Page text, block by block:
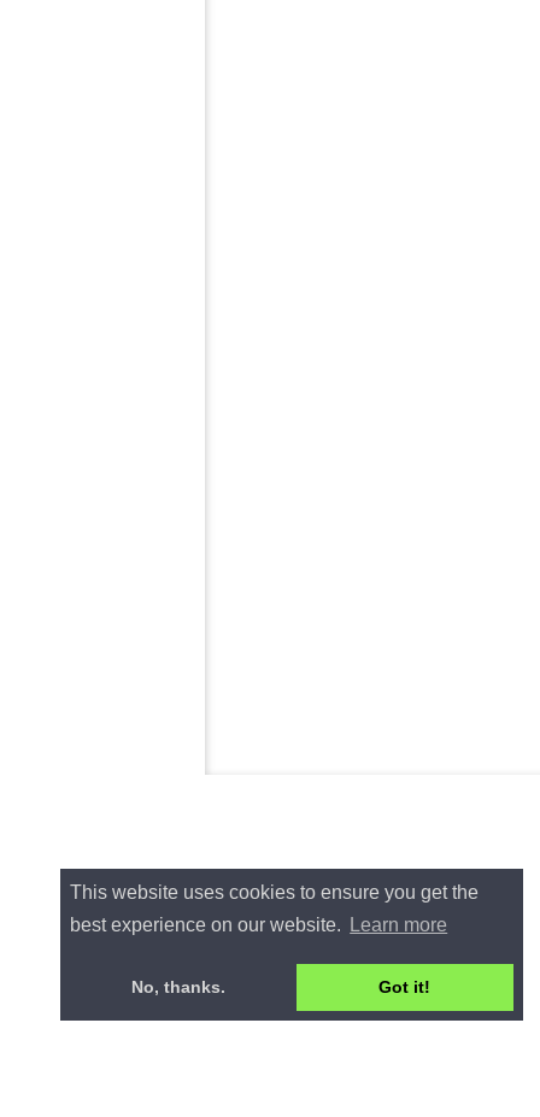
This website uses cookies to ensure you get the
best experience on our website.
Learn more
No, thanks. Got it!